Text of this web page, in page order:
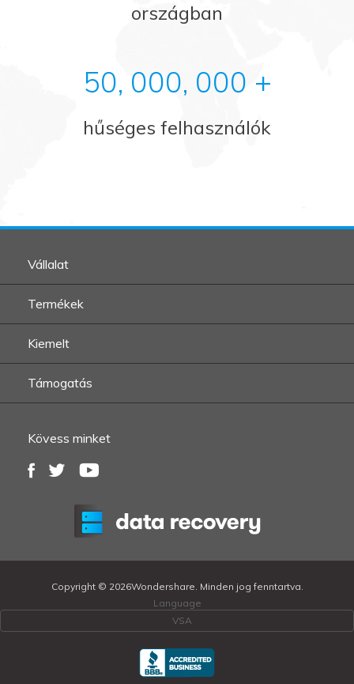
országban
50, 000, 000 +
hűséges felhasználók
Vállalat
Termékek
Kiemelt
Támogatás
Kövess minket
Copyright © 2026Wondershare. Minden jog fenntartva.
Language
VSA